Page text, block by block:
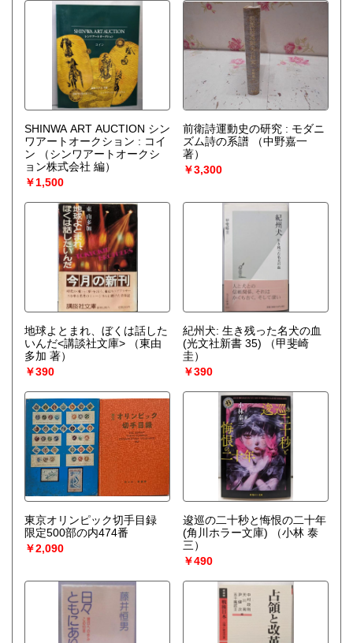
SHINWA ART AUCTION シン
ワアートオークション : コイ
ン
（シンワアートオークシ
ョン株式会社 編）
￥1,500
前衛詩運動史の研究 : モダニ
ズム詩の系譜
（中野嘉一
著）
￥3,300
地球よとまれ、ぼくは話した
いんだ<講談社文庫>
（東由
多加 著）
￥390
紀州犬: 生き残った名犬の血
(光文社新書 35)
（甲斐崎
圭）
￥390
東京オリンピック切手目録
限定500部の内474番
￥2,090
逡巡の二十秒と悔恨の二十年
(角川ホラー文庫)
（小林 泰
三）
￥490